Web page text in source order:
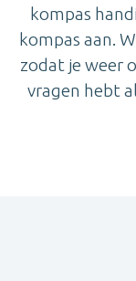
kompas
kompas aan.
zodat je weer
vragen hebt